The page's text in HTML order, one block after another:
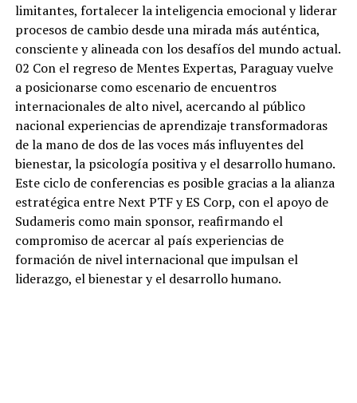
limitantes, fortalecer la inteligencia emocional y liderar
procesos de cambio desde una mirada más auténtica,
consciente y alineada con los desafíos del mundo actual.
02 Con el regreso de Mentes Expertas, Paraguay vuelve
a posicionarse como escenario de encuentros
internacionales de alto nivel, acercando al público
nacional experiencias de aprendizaje transformadoras
de la mano de dos de las voces más influyentes del
bienestar, la psicología positiva y el desarrollo humano.
Este ciclo de conferencias es posible gracias a la alianza
estratégica entre Next PTF y ES Corp, con el apoyo de
Sudameris como main sponsor, reafirmando el
compromiso de acercar al país experiencias de
formación de nivel internacional que impulsan el
liderazgo, el bienestar y el desarrollo humano.